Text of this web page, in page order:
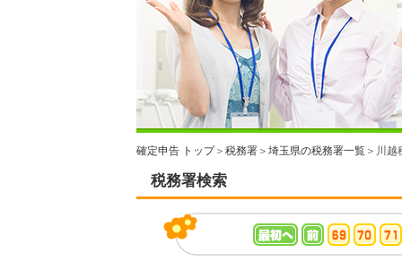
確定申告 トップ＞ 税務署 ＞ 埼玉県の税務署一覧 ＞川越
税務署検索